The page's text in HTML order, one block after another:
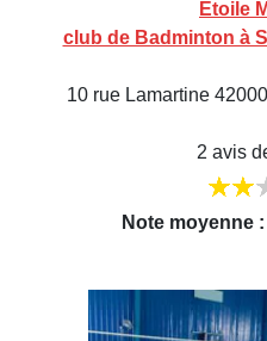
Etoile
club de Badminton à
10 rue Lamartine
2 avis
Note moyenne